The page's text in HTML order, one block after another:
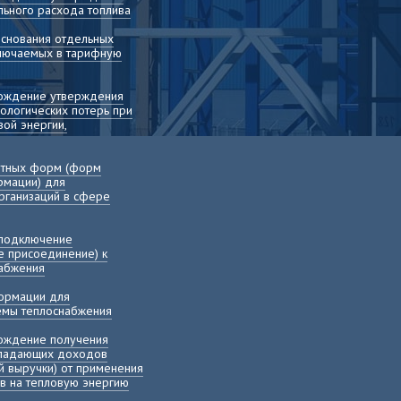
расхода топлива
отдельных
в тарифную
утверждения
потерь при
энергии,
форм (форм
для
в сфере
присоединение) к
для
теплоснабжения
получения
доходов
выручки) от применения
на тепловую энергию